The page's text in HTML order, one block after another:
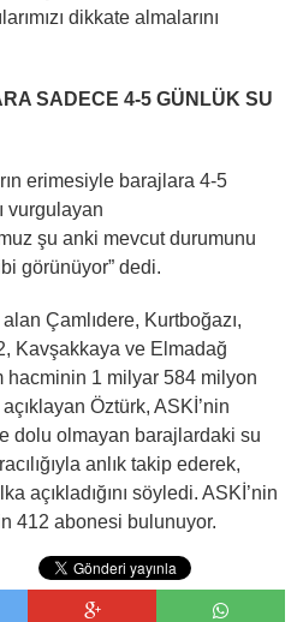
dikkate almalarını
SADECE 4-5 GÜNLÜK SU
erimesiyle barajlara 4-5
vurgulayan
şu anki mevcut durumunu
görünüyor” dedi.
Çamlıdere, Kurtboğazı,
Kavşakkaya ve Elmadağ
hacminin 1 milyar 584 milyon
Öztürk, ASKİ’nin
dolu olmayan barajlardaki su
anlık takip ederek,
açıkladığını söyledi. ASKİ’nin
412 abonesi bulunuyor.